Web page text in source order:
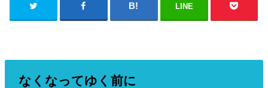
LINE
なくなってゆく前に